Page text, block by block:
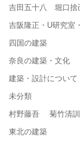
吉田五十八 堀口
吉阪隆正・U研究室
四国の建築
奈良の建築・文化
建築・設計について
未分類
村野藤吾 菊竹清
東北の建築